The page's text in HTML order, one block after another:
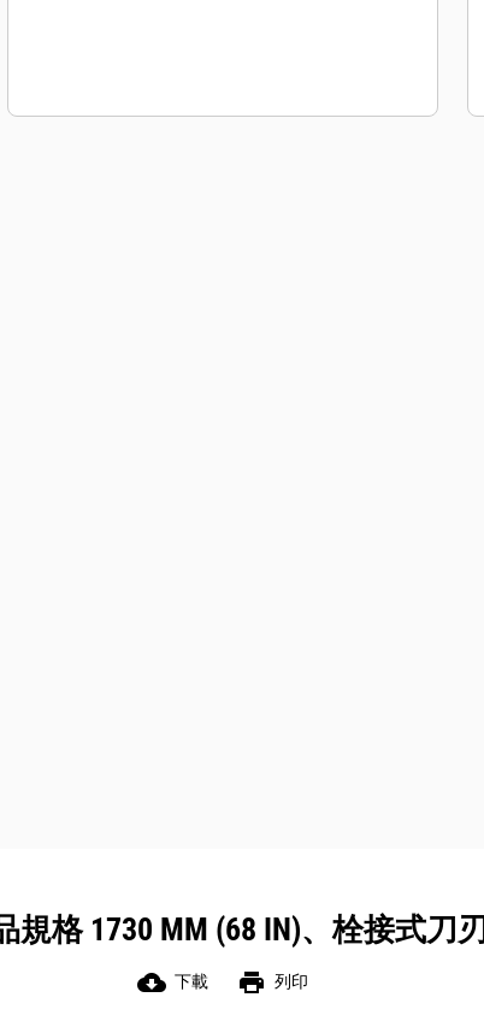
規格 1730 MM (68 IN)、栓接式刀刃
cloud_download 下載 print 列印